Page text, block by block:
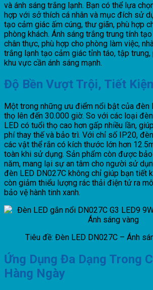
và ánh sáng trắng lạnh. Bạn có thể lựa
hợp với sở thích cá nhân và mục đích sử
tạo cảm giác ấm cúng, thư giãn, phù hợp
phòng khách. Ánh sáng trắng trung tính
chân thực, phù hợp cho phòng làm việc,
trắng lạnh tạo cảm giác tỉnh táo, tập trung,
khu vực cần ánh sáng mạnh.
Độ Bền Vượt Trội, Tiết
Một trong những ưu điểm nổi bật của đèn
thọ lên đến 30.000 giờ. So với các loại
LED có tuổi thọ cao hơn gấp nhiều lần,
phí thay thế và bảo trì. Với chỉ số IP20,
các vật thể rắn có kích thước lớn hơn
toàn khi sử dụng. Sản phẩm còn được
năm, mang lại sự an tâm cho người sử
đèn LED DN027C không chỉ giúp bạn tiết
còn giảm thiểu lượng rác thải điện tử ra
bảo vệ hành tinh xanh.
Tiêu đề: Đèn LED DN027C – Ánh
Ứng Dụng Đa Dạng Trong
Hàng Ngày